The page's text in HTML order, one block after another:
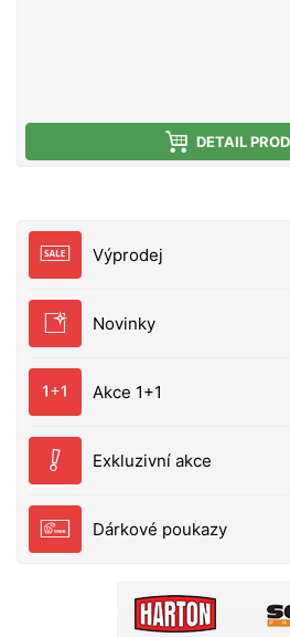
Výprodej
Novinky
Akce 1+1
Exkluzivní akce
Dárkové poukazy
DETAIL